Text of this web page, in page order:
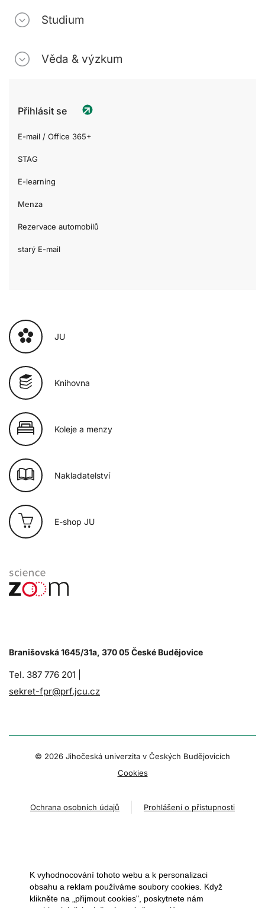
Studium
Věda & výzkum
Přihlásit se
E-mail / Office 365+
STAG
E-learning
Menza
Rezervace automobilů
starý E-mail
JU
Knihovna
Koleje a menzy
Nakladatelství
E-shop JU
Branišovská 1645/31a, 370 05 České Budějovice
Tel. 387 776 201 |
sekret-fpr@prf.jcu.cz
© 2026 Jihočeská univerzita v Českých Budějovicích
Cookies
Ochrana osobních údajů Prohlášení o přístupnosti
K vyhodnocování tohoto webu a k personalizaci
obsahu a reklam používáme soubory cookies. Když
klikněte na „přijmout cookies", poskytnete nám